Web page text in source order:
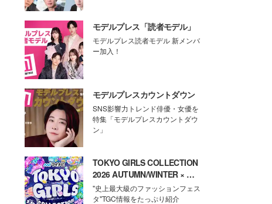
モデルプレス「読者モデル」
モデルプレス読者モデル 新メンバ
ー加入！
モデルプレスカウントダウン
SNS影響力トレンド俳優・女優を
特集「モデルプレスカウントダウ
ン」
TOKYO GIRLS COLLECTION
2026 AUTUMN/WINTER × モ
デルプレス
"史上最大級のファッションフェス
タ"TGC情報をたっぷり紹介